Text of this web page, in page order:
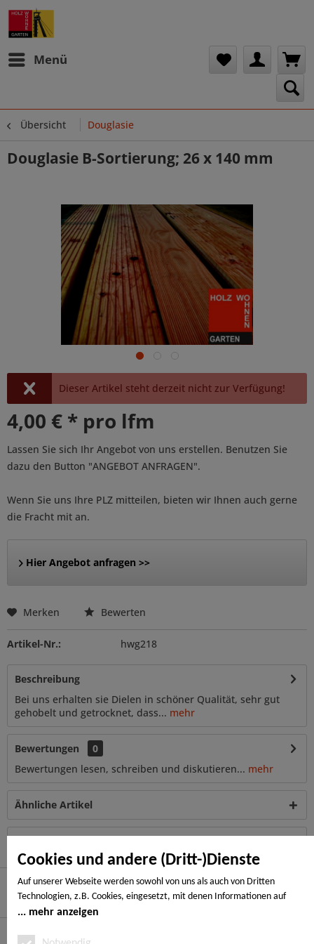
Cookies und andere (Dritt-)Dienste
Auf unserer Webseite werden sowohl von uns als auch von Dritten
Technologien, z.B. Cookies, eingesetzt, mit denen Informationen auf
Ihrem Endgerät gespeichert und/oder von Ihrem Endgerät abgerufen
Notwendige Cookies, Analyse-, Marketing- und Statistik-Cookies. Bei den
mehr anzeigen
Menü
Übersicht Douglasie
Douglasie B-Sortierung; 26 x 140 mm
Dieser Artikel steht derzeit nicht zur Verfügung!
4,00 € * pro lfm
Lassen Sie sich Ihr Angebot von uns erstellen. Benutzen Sie
dazu den Button "ANGEBOT ANFRAGEN".
Wenn Sie uns Ihre PLZ mitteilen, bieten wir Ihnen auch gerne
die Fracht mit an.
Hier Angebot anfragen >>
Merken Bewerten
Artikel-Nr.: hwg218
Beschreibung
Bei uns erhalten sie Dielen in schöner Qualität, sehr gut
gehobelt und getrocknet, dass... mehr
Bewertungen
0
Bewertungen lesen, schreiben und diskutieren... mehr
Ähnliche Artikel
Hier finden Sie uns
Service Hotline